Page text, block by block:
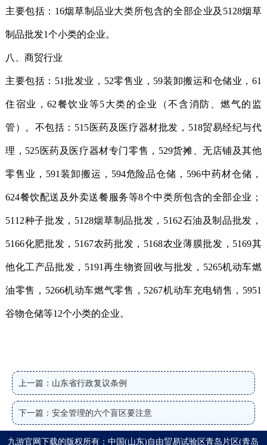
主要包括：16烟草制品业大类所包含的全部企业及5128烟草
制品批发1个小类的企业。
八、商贸行业
主要包括：51批发业，52零售业，59装卸搬运和仓储业，61
住宿业，62餐饮业等5大类的企业（不含消防、燃气的监
管）。不包括：515医药及医疗器材批发，518贸易经纪与代
理，525医药及医疗器材专门零售，529货摊、无店铺及其他
零售业，591装卸搬运，594危险品仓储，596中药材仓储，
624餐饮配送及外卖送餐服务等8个中类所包含的全部企业；
5112种子批发，5128烟草制品批发，5162石油及制品批发，
5166化肥批发，5167农药批发，5168农业薄膜批发，5169其
他化工产品批发，5191再生物资回收与批发，5265机动车燃
油零售，5266机动车燃气零售，5267机动车充电销售，5951
谷物仓储等12个小类的企业。
上一篇：山东省行政复议条例
下一篇：安全管理的六个盲区要注意
九游官网下载的版权所有：中国(山东)自由贸易试验区青岛片区(青岛